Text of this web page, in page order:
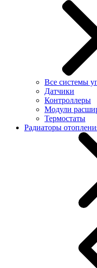
Все системы
Датчики
Контроллеры
Модули
Термостаты
Радиаторы